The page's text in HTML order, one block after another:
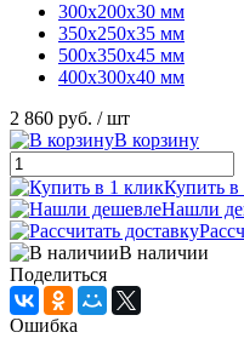
300х200х30 мм
350х250х35 мм
500х350х45 мм
400х300х40 мм
2 860 руб. / шт
В корзину
Купить в
Нашли
В наличии
Поделиться
Ошибка